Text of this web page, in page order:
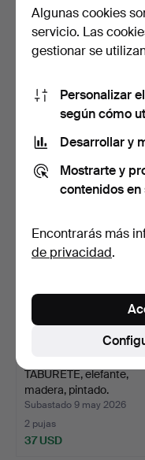
CUENCO CON TAPA,
porcelana, China, siglo
Subastado 14 may 2026
742 USD
TABURETE, elefante,
madera, pintado.
Subastado 9 may 2026
2 pujas
37 USD
Algunas cookies
servicio. Las
gestionar se
Personalizar
según cómo
Desarrollar y
Mostrarte y
contenidos en
Encontrarás más
de privacidad.